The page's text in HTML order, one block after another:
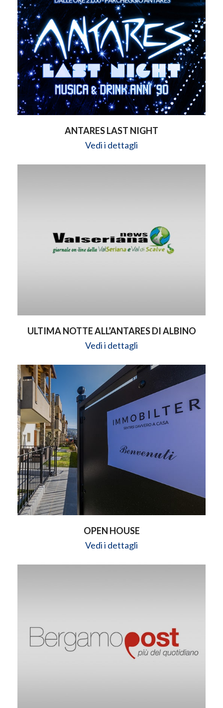
ANTARES LAST NIGHT
Vedi i dettagli
ULTIMA NOTTE ALL’ANTARES DI ALBINO
Vedi i dettagli
OPEN HOUSE
Vedi i dettagli